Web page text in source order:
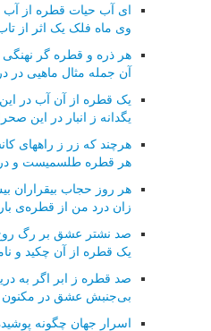
ای آب حیات قطره از
وی ماه فلک یک اثر از
هر ذره و قطره گر نهنگی
آن جمله مثال ماهیی در
یک قطره از آن آب در
یگدانه ز انبار در این
هرچند که زر ز راههای
هر قطره طلسمیست و
هر روز حجاب بیقراران
زان درد من از قطره‌ی
صد نشتر عشق بر رگ
یک قطره از آن چکید و
صد قطره ز ابر اگر به
بی‌جنبش عشق در مکنون
اسرار جهان چگونه